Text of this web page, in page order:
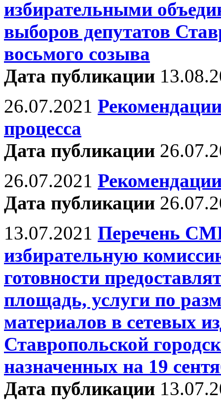
избирательными
выборов депутатов
восьмого созыва
Дата публикации
26.07.2021
процесса
Дата публикации
26.07.2021
Дата публикации
13.07.2021 Перечень
избирательную
готовности
площадь, услуги по
материалов в сетевых
Ставропольской
назначенных на 19
Дата публикации